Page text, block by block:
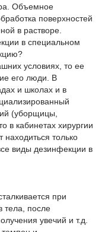
Объемное
поверхностей
в растворе.
в специальном
условиях, то ее
его люди. В
и школах и в
(уборщицы,
в кабинетах хирургии
только
виды дезинфекции в
при
тела, после
увечий и т.д.